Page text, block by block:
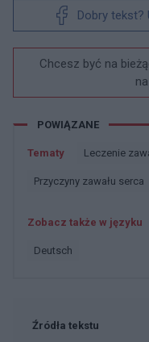
Dobry tekst?
Chcesz być na
na
POWIĄZANE
Tematy Leczenie
Przyczyny zawału serca
Zobacz także w języku
deutsch
Źródła tekstu